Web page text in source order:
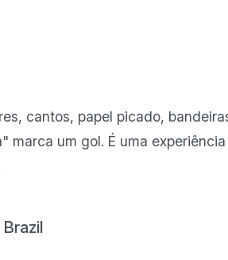
cantos, papel picado,
um gol. É uma